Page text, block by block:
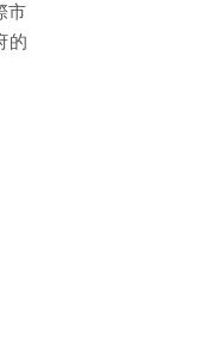
市
的